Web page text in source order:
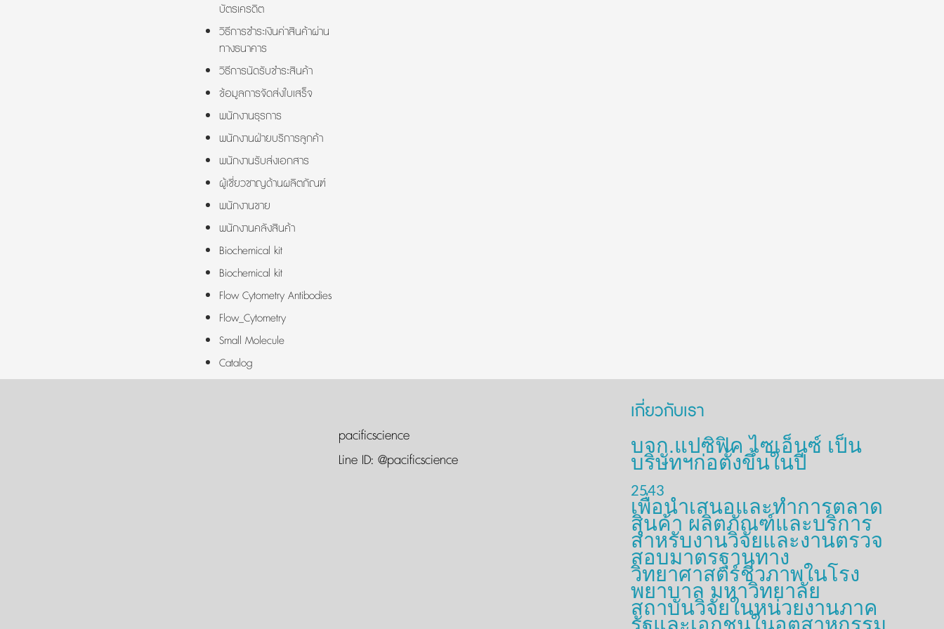
บัตรเครดิต
วิธีการชำระเงินค่าสินค้าผ่าน
ทางธนาคาร
วิธีการนัดรับชำระสินค้า
ข้อมูลการจัดส่งใบเสร็จ
พนักงานธุรการ
พนักงานฝ่ายบริการลูกค้า
พนักงานรับส่งเอกสาร
ผู้เชี่ยวชาญด้านผลิตภัณฑ์
พนักงานขาย
พนักงานคลังสินค้า
Biochemical kit
Biochemical kit
Flow Cytometry Antibodies
Flow_Cytometry
Small Molecule
Catalog
pacificscience
Line ID: @pacificscience
เกี่ยวกับเรา
บจก.แปซิฟิค ไซเอ็นซ์ เป็น
บริษัทฯก่อตั้งขึ้นในปี
2543
เพื่อนำเสนอและทำการตลาด
สินค้า ผลิตภัณฑ์และบริการ
สำหรับงานวิจัยและงานตรวจ
สอบมาตรฐานทาง
วิทยาศาสตร์ชีวภาพในโรง
พยาบาล มหาวิทยาลัย
สถาบันวิจัยในหน่วยงานภาค